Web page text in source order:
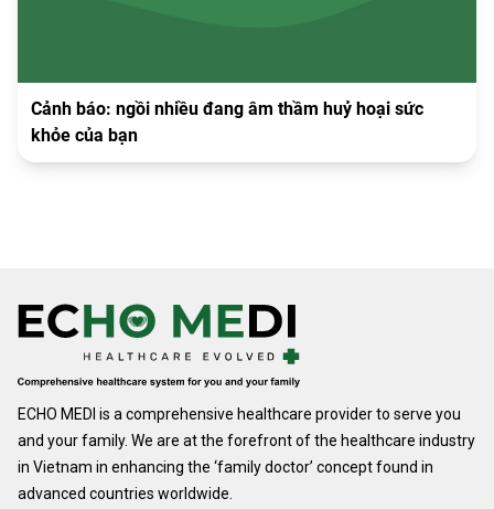
Cảnh báo: ngồi nhiều đang âm thầm huỷ hoại sức
khỏe của bạn
ECHO MEDI is a comprehensive healthcare provider to serve you
and your family. We are at the forefront of the healthcare industry
in Vietnam in enhancing the ‘family doctor’ concept found in
advanced countries worldwide.